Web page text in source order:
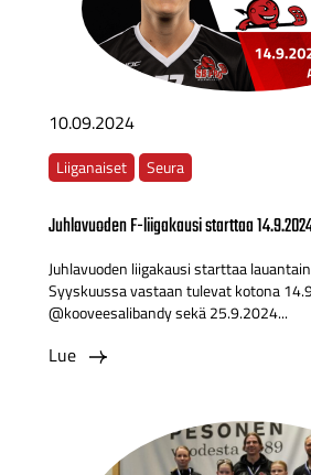
10.09.2024
Liiganaiset Seura
Juhlavuoden F-liigakausi starttaa
Juhlavuoden liigakausi starttaa
Syyskuussa vastaan tulevat kotona
@kooveesalibandy sekä 25.9.2024...
Lue